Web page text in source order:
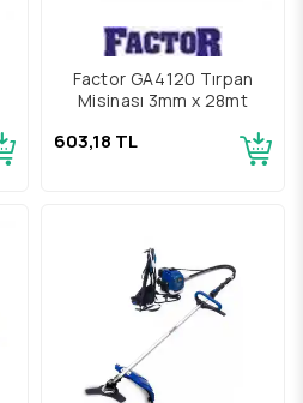
Factor GA4120 Tırpan
Misinası 3mm x 28mt
603,18 TL